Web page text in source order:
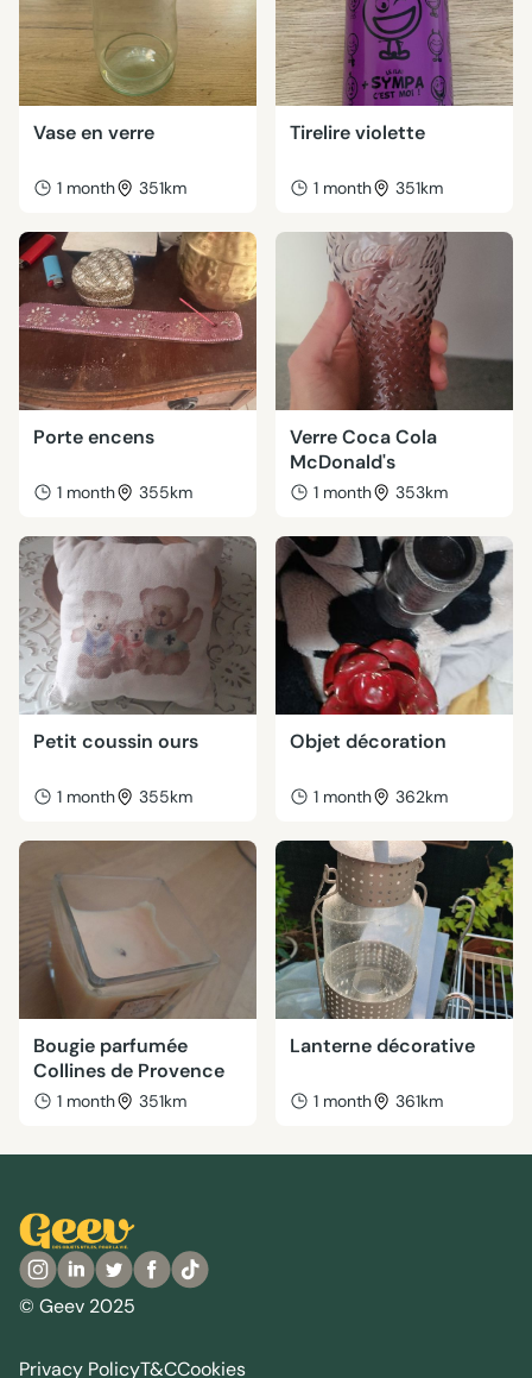
Vase en verre
1 month 351km
Tirelire violette
1 month 351km
Porte encens
1 month 355km
Verre Coca Cola
McDonald's
1 month 353km
Petit coussin ours
1 month 355km
Objet décoration
1 month 362km
Bougie parfumée
Collines de Provence
1 month 351km
Lanterne décorative
1 month 361km
© Geev 2025
Privacy PolicyT&CCookies